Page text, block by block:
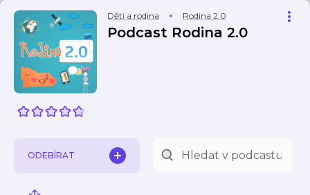
Děti a rodina Rodina 2.0
Podcast Rodina 2.0
ODEBÍRAT